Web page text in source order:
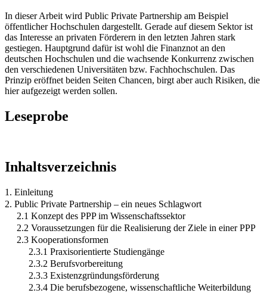
In dieser Arbeit wird Public Private Partnership am Beispiel
öffentlicher Hochschulen dargestellt. Gerade auf diesem Sektor ist
das Interesse an privaten Förderern in den letzten Jahren stark
gestiegen. Hauptgrund dafür ist wohl die Finanznot an den
deutschen Hochschulen und die wachsende Konkurrenz zwischen
den verschiedenen Universitäten bzw. Fachhochschulen. Das
Prinzip eröffnet beiden Seiten Chancen, birgt aber auch Risiken, die
hier aufgezeigt werden sollen.
Leseprobe
Inhaltsverzeichnis
1. Einleitung
2. Public Private Partnership – ein neues Schlagwort
2.1 Konzept des PPP im Wissenschaftssektor
2.2 Voraussetzungen für die Realisierung der Ziele in einer PPP
2.3 Kooperationsformen
2.3.1 Praxisorientierte Studiengänge
2.3.2 Berufsvorbereitung
2.3.3 Existenzgründungsförderung
2.3.4 Die berufsbezogene, wissenschaftliche Weiterbildung